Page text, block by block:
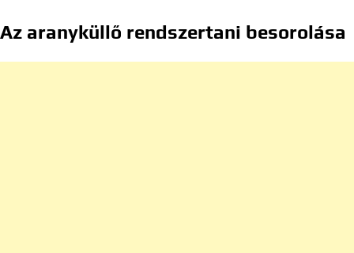
Az aranyküllő rendszertani besorolása